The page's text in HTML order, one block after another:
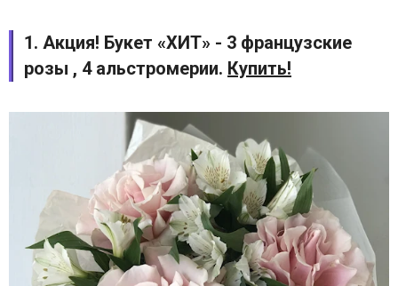
1. Акция! Букет «ХИТ» - 3 французские
розы , 4 альстромерии. Купить!